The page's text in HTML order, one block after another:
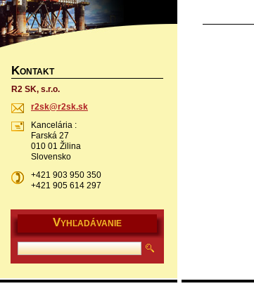
KONTAKT
R2 SK, s.r.o.
r2sk@r2s k.sk
Kancelária :
Farská 27
010 01 Žilina
Slovensko
+421 903 950 350
+421 905 614 297
VYHĽADÁVANIE